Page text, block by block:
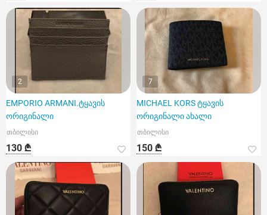
2
EMPORIO ARMANI.ტყავის
ორიგინალი
თბილისი
130 ₾
7
MICHAEL KORS ტყავის
ორიგინალი ახალი
თბილისი
150 ₾